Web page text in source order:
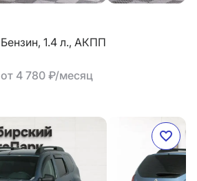
Бензин, 1.4 л., АКПП
от 4 780 ₽/месяц